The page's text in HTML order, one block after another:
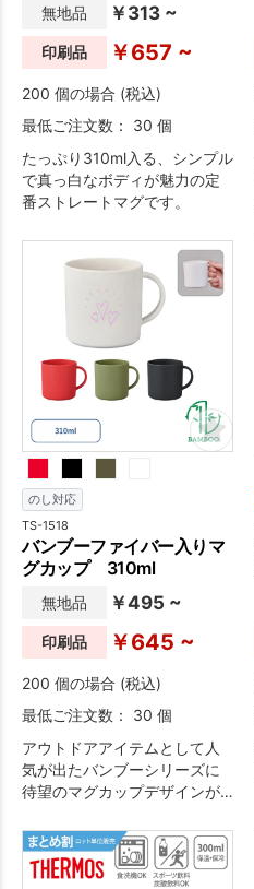
無地品 ￥313 ~
印刷品 ￥657 ~
200 個の場合 (税込)
最低ご注文数： 30 個
たっぷり310ml入る、シンプル
で真っ白なボディが魅力の定
番ストレートマグです。
のし対応
TS-1518
バンブーファイバー入りマ
グカップ 310ml
無地品 ￥495 ~
印刷品 ￥645 ~
200 個の場合 (税込)
最低ご注文数： 30 個
アウトドアアイテムとして人
気が出たバンブーシリーズに
待望のマグカップデザインが
素材は、アウトドアだけに留
まらずデイリーユースにも優
れていることから、今後さら